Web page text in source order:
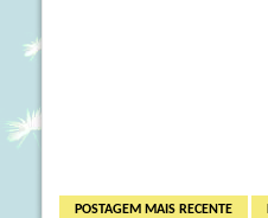
POSTAGEM MAIS RECENTE